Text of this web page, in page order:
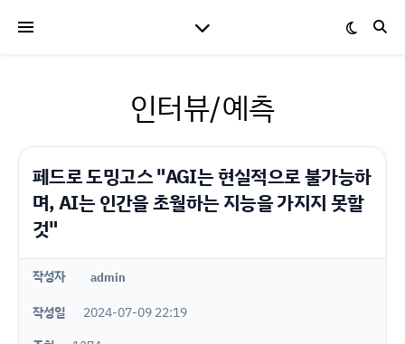
인터뷰/예측
페드로 도밍고스 "AGI는 현실적으로 불가능하
며, AI는 인간을 초월하는 지능을 가지지 못할
것"
작성자 admin
작성일
2024-07-09 22:19